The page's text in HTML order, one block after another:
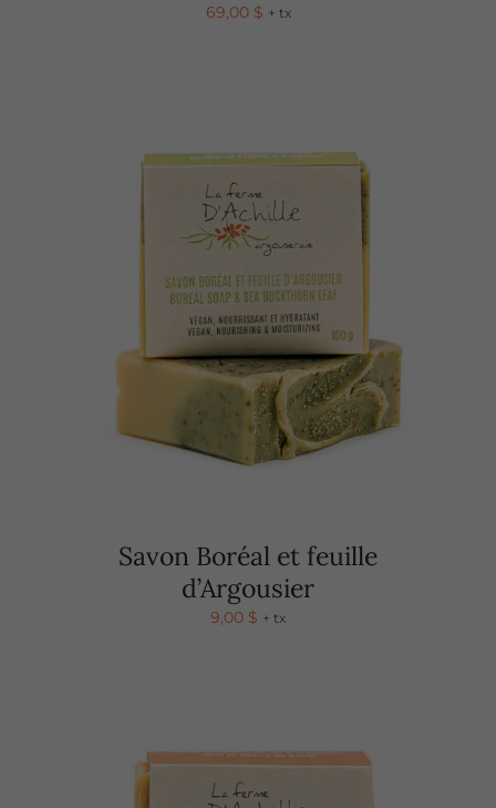
69,00 $ + tx
Savon Boréal et feuille
d’Argousier
9,00 $ + tx